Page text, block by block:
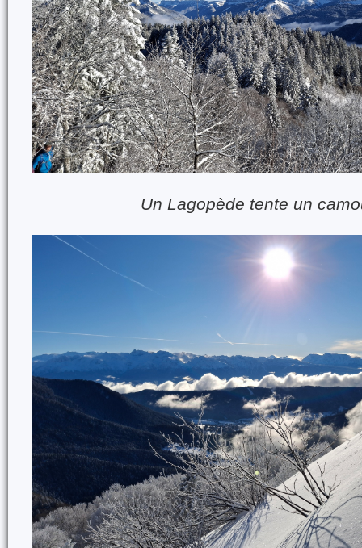
Un Lagopède tente un